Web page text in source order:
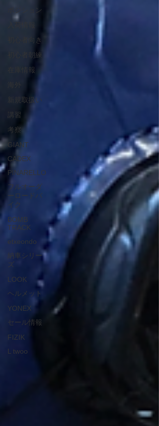
ポジション
初心者向き
初心者朝練
在庫情報
海外
新規取扱い
講習
考察
GIANT
CADEX
PINARELLO
フルオーダ
ーロードバ
イク
BOMB
TRACK
etxeondo
納車シリー
ズ
LOOK
ヘルメット
YONEX
セール情報
FIZIK
L twoo